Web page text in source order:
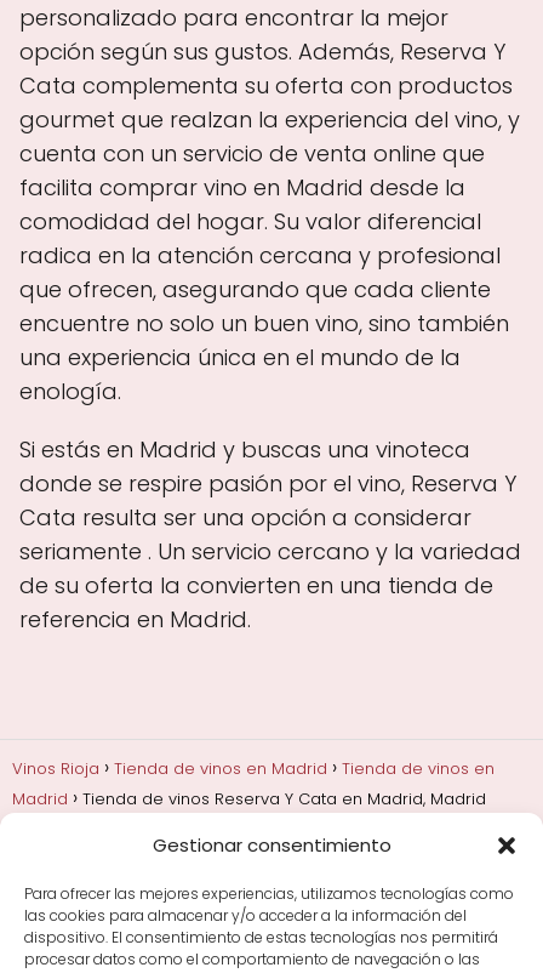
Gestionar consentimiento
Para ofrecer las mejores experiencias, utilizamos tecnologías como
las cookies para almacenar y/o acceder a la información del
dispositivo. El consentimiento de estas tecnologías nos permitirá
procesar datos como el comportamiento de navegación o las
personalizado para encontrar la mejor
opción según sus gustos. Además, Reserva Y
Cata complementa su oferta con productos
gourmet que realzan la experiencia del vino, y
cuenta con un servicio de venta online que
facilita comprar vino en Madrid desde la
comodidad del hogar. Su valor diferencial
radica en la atención cercana y profesional
que ofrecen, asegurando que cada cliente
encuentre no solo un buen vino, sino también
una experiencia única en el mundo de la
enología.
Si estás en Madrid y buscas una vinoteca
donde se respire pasión por el vino, Reserva Y
Cata resulta ser una opción a considerar
seriamente . Un servicio cercano y la variedad
de su oferta la convierten en una tienda de
referencia en Madrid.
Vinos Rioja Tienda de vinos en Madrid
Tienda de vinos en
Madrid
Tienda de vinos Reserva Y Cata en Madrid, Madrid
Añadas, crianza y guarda
Bodegas y marcas de
Comprar vino
Rioja y guías de regalo
Cultura del vino y
curiosidades
Enoturismo en Rioja